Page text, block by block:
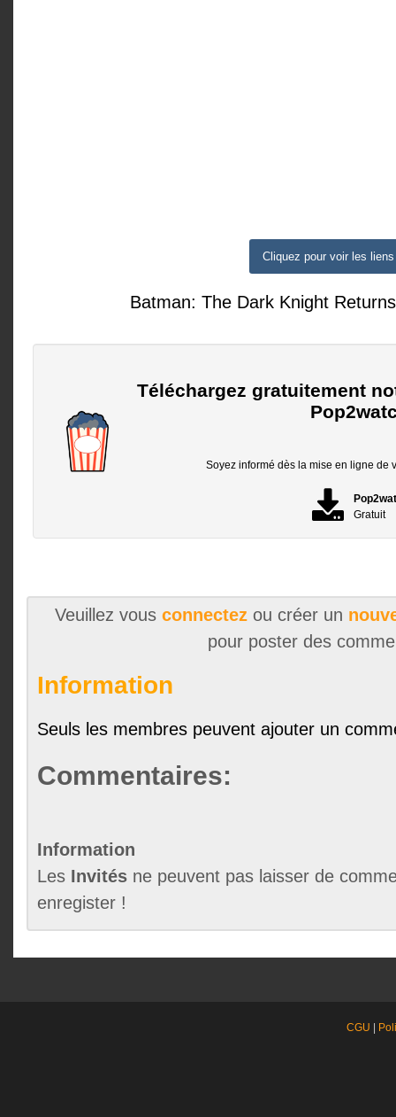
Cliquez pour voir les liens
Batman: The Dark Knight
Téléchargez gratuitement
Soyez informé dès la mise en ligne de
Gratuit
Veuillez vous connectezou créer un
pour poster des
Information
Seuls les membres peuvent ajouter un
Commentaires:
Information
Les Invités ne peuvent pas laisser de
enregister !
CGU